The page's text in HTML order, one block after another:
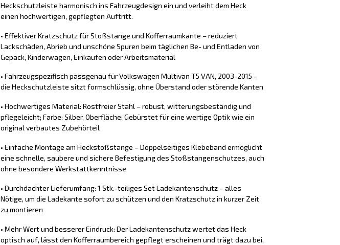
Heckschutzleiste harmonisch ins Fahrzeugdesign ein und verleiht dem Heck
einen hochwertigen, gepflegten Auftritt.
• Effektiver Kratzschutz für Stoßstange und Kofferraumkante – reduziert
Lackschäden, Abrieb und unschöne Spuren beim täglichen Be- und Entladen von
Gepäck, Kinderwagen, Einkäufen oder Arbeitsmaterial
• Fahrzeugspezifisch passgenau für Volkswagen Multivan T5 VAN, 2003-2015 –
die Heckschutzleiste sitzt formschlüssig, ohne Überstand oder störende Kanten
• Hochwertiges Material: Rostfreier Stahl – robust, witterungsbeständig und
pflegeleicht; Farbe: Silber, Oberfläche: Gebürstet für eine wertige Optik wie ein
original verbautes Zubehörteil
• Einfache Montage am Heckstoßstange – Doppelseitiges Klebeband ermöglicht
eine schnelle, saubere und sichere Befestigung des Stoßstangenschutzes, auch
ohne besondere Werkstattkenntnisse
• Durchdachter Lieferumfang: 1 Stk.-teiliges Set Ladekantenschutz – alles
Nötige, um die Ladekante sofort zu schützen und den Kratzschutz in kurzer Zeit
zu montieren
• Mehr Wert und besserer Eindruck: Der Ladekantenschutz wertet das Heck
optisch auf, lässt den Kofferraumbereich gepflegt erscheinen und trägt dazu bei,